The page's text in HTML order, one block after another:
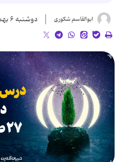
ابوالقاسم شکوری دوشنبه ۶ بهمن ۱۴۰۴ - ۱۶:۱۱